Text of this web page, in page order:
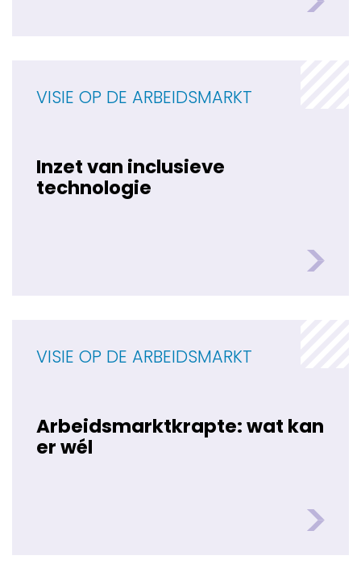
VISIE OP DE ARBEIDSMARKT
Inzet van inclusieve
technologie
VISIE OP DE ARBEIDSMARKT
Arbeidsmarktkrapte: wat kan
er wél